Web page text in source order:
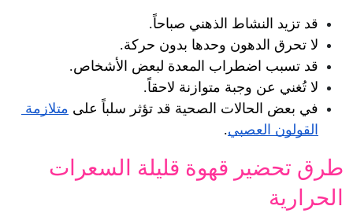
قد تزيد النشاط الذهني صباحاً.
لا تحرق الدهون وحدها بدون حركة.
قد تسبب اضطراب المعدة لبعض الأشخاص.
لا تُغني عن وجبة متوازنة لاحقاً.
في بعض الحالات الصحية قد تؤثر سلباً على
القولون العصبي.
الحرارية